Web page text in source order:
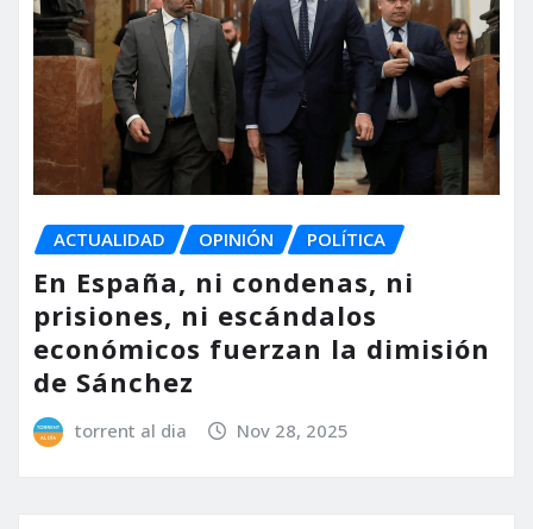
ACTUALIDAD OPINIÓN POLÍTICA
En España, ni condenas, ni
prisiones, ni escándalos
económicos fuerzan la dimisión
de Sánchez
torrent al dia Nov 28, 2025